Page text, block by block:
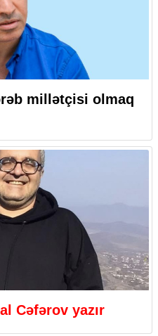
millətçisi olmaq
Cəfərov yazır